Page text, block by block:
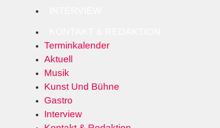
Terminkalender
Aktuell
Musik
Kunst Und Bühne
Gastro
Interview